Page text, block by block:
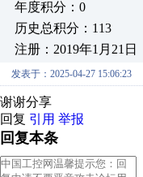
年度积分：0
历史总积分：113
注册：2019年1月21日
发表于：2025-04-27 15:06:23
谢谢分享
回复 引用 举报
回复本条